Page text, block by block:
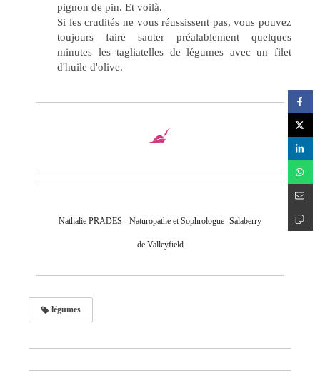
pignon de pin. Et voilà.
Si les crudités ne vous réussissent pas, vous pouvez
toujours faire sauter préalablement quelques
minutes les tagliatelles de légumes avec un filet
d'huile d'olive.
Nathalie PRADES - Naturopathe et Sophrologue -Salaberry
de Valleyfield
légumes